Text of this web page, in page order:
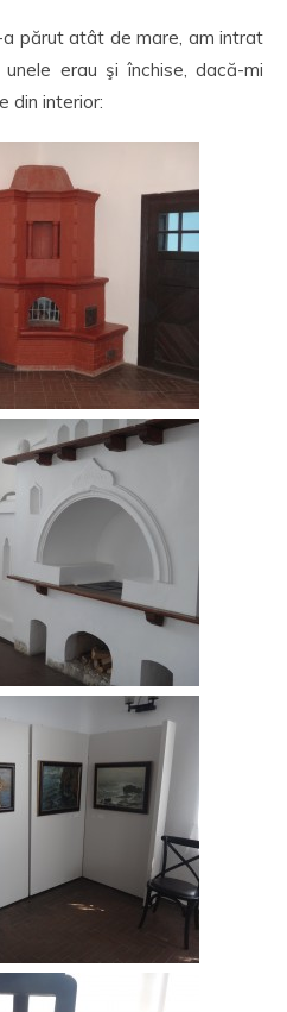
a părut atât de mare, am intrat
erau şi închise, dacă-mi
din interior: